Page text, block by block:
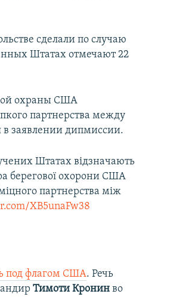
сделали по случаю
Штатах отмечают 22
охраны США
партнерства между
заявлении дипмиссии.
Штатах відзначають
берегової охорони США
партнерства між
XB5unaFw38
под флагом США. Речь
Тимоти Кронин во